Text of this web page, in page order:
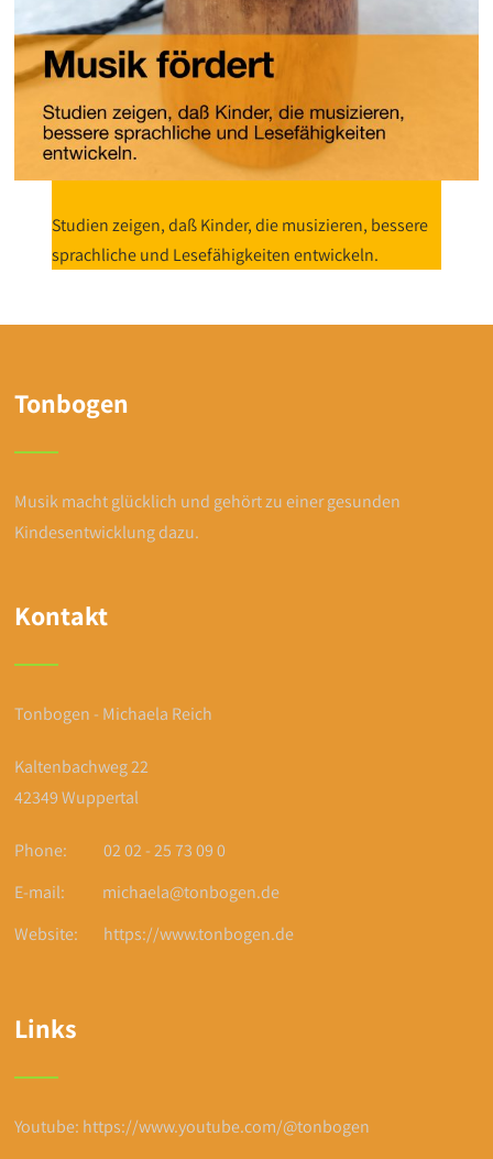
Studien zeigen, daß Kinder, die musizieren, bessere
sprachliche und Lesefähigkeiten entwickeln.
Tonbogen
Musik macht glücklich und gehört zu einer gesunden
Kindesentwicklung dazu.
Kontakt
Tonbogen - Michaela Reich
Kaltenbachweg 22
42349 Wuppertal
Phone:
02 02 - 25 73 09 0
E-mail:
michaela@tonbogen.de
Website:
https://www.tonbogen.de
Links
Youtube: https://www.youtube.com/@tonbogen